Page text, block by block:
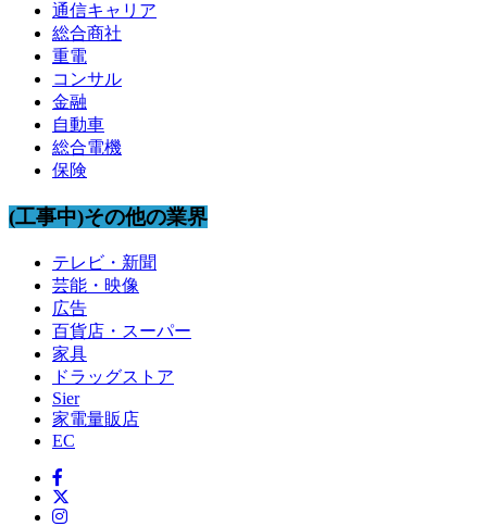
通信キャリア
総合商社
重電
コンサル
金融
自動車
総合電機
保険
(工事中)その他の業界
テレビ・新聞
芸能・映像
広告
百貨店・スーパー
家具
ドラッグストア
Sier
家電量販店
EC